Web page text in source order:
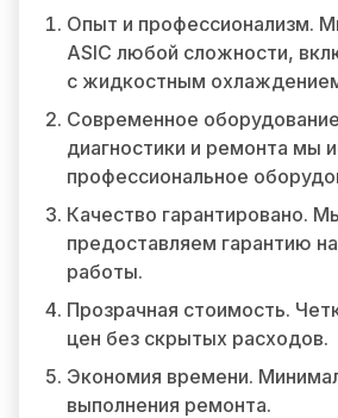
Опыт и профессионализм.
ASIC любой сложности,
с жидкостным
Современное
диагностики и ремонта мы
профессиональное
Качество гарантировано.
предоставляем гарантию
работы.
Прозрачная стоимость.
цен без скрытых расходов.
Экономия времени.
выполнения ремонта.